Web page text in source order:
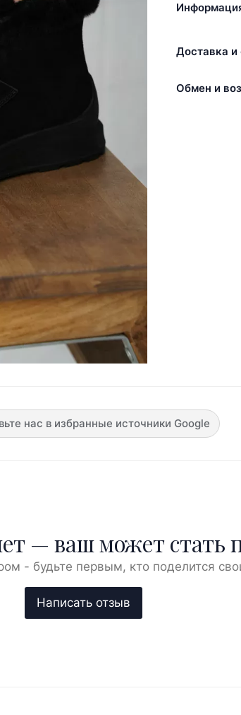
Доставка и
Обмен и
нас в избранные источники Google
— ваш может стать
- будьте первым, кто поделится